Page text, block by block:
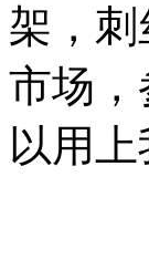
架，
市场
以用